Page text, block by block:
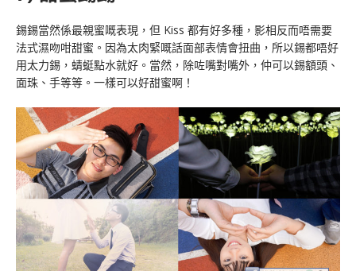
錫錫當然係最親蜜嘅表現，但 Kiss 都有好多種，影相反而唔需要
法式濕吻咁甜蜜。因為太肉緊嘅話面部表情會扭曲，所以錫都唔好
用太力錫，蜻蜓點水就好。當然，除咗嘴對嘴外，仲可以錫額頭、
面珠、手等等。一樣可以好甜蜜啊！